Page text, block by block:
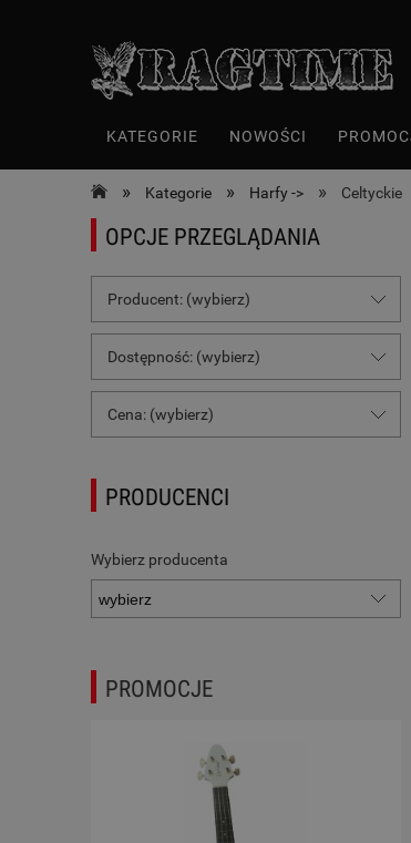
KATEGORIE NOWOŚCI
» Kategorie » Harfy -> » Celtyckie
OPCJE PRZEGLĄDANIA
Producent: (wybierz)
Dostępność: (wybierz)
Cena: (wybierz)
PRODUCENCI
Wybierz producenta
PROMOCJE